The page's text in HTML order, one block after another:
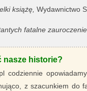
książę, Wydawnictwo
fatalne
nasze historie?
codziennie
z szacunkiem do